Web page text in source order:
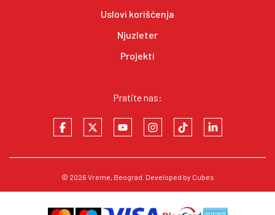
Uslovi korišćenja
Njuzleter
Projekti
Pratite nas:
© 2026 Vreme, Beograd. Developed by Cubes